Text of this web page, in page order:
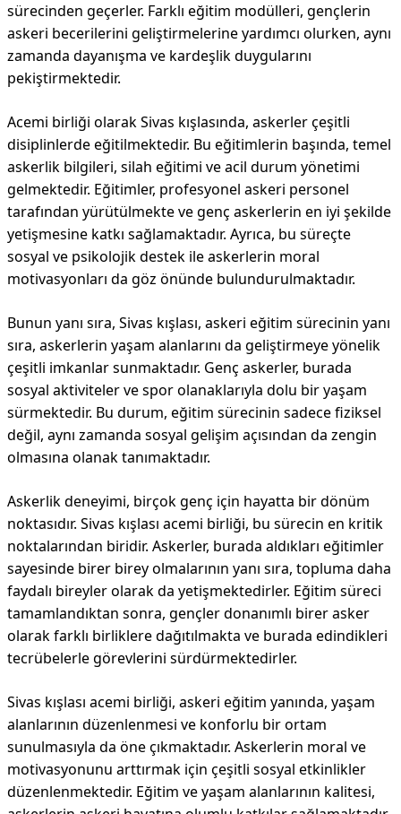
sürecinden geçerler. Farklı eğitim modülleri, gençlerin
askeri becerilerini geliştirmelerine yardımcı olurken, aynı
zamanda dayanışma ve kardeşlik duygularını
pekiştirmektedir.
Acemi birliği olarak Sivas kışlasında, askerler çeşitli
disiplinlerde eğitilmektedir. Bu eğitimlerin başında, temel
askerlik bilgileri, silah eğitimi ve acil durum yönetimi
gelmektedir. Eğitimler, profesyonel askeri personel
tarafından yürütülmekte ve genç askerlerin en iyi şekilde
yetişmesine katkı sağlamaktadır. Ayrıca, bu süreçte
sosyal ve psikolojik destek ile askerlerin moral
motivasyonları da göz önünde bulundurulmaktadır.
Bunun yanı sıra, Sivas kışlası, askeri eğitim sürecinin yanı
sıra, askerlerin yaşam alanlarını da geliştirmeye yönelik
çeşitli imkanlar sunmaktadır. Genç askerler, burada
sosyal aktiviteler ve spor olanaklarıyla dolu bir yaşam
sürmektedir. Bu durum, eğitim sürecinin sadece fiziksel
değil, aynı zamanda sosyal gelişim açısından da zengin
olmasına olanak tanımaktadır.
Askerlik deneyimi, birçok genç için hayatta bir dönüm
noktasıdır. Sivas kışlası acemi birliği, bu sürecin en kritik
noktalarından biridir. Askerler, burada aldıkları eğitimler
sayesinde birer birey olmalarının yanı sıra, topluma daha
faydalı bireyler olarak da yetişmektedirler. Eğitim süreci
tamamlandıktan sonra, gençler donanımlı birer asker
olarak farklı birliklere dağıtılmakta ve burada edindikleri
tecrübelerle görevlerini sürdürmektedirler.
Sivas kışlası acemi birliği, askeri eğitim yanında, yaşam
alanlarının düzenlenmesi ve konforlu bir ortam
sunulmasıyla da öne çıkmaktadır. Askerlerin moral ve
motivasyonunu arttırmak için çeşitli sosyal etkinlikler
düzenlenmektedir. Eğitim ve yaşam alanlarının kalitesi,